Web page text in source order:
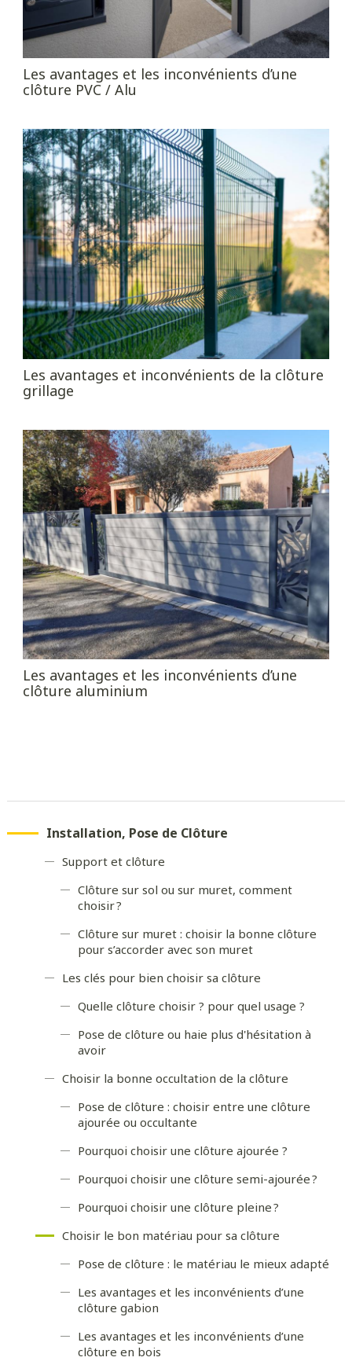
Les avantages et les inconvénients d’une
clôture PVC / Alu
Les avantages et inconvénients de la clôture
grillage
Les avantages et les inconvénients d’une
clôture aluminium
Installation, Pose de Clôture
Support et clôture
Clôture sur sol ou sur muret, comment
choisir ?
Clôture sur muret : choisir la bonne clôture
pour s’accorder avec son muret
Les clés pour bien choisir sa clôture
Quelle clôture choisir ? pour quel usage ?
Pose de clôture ou haie plus d'hésitation à
avoir
Choisir la bonne occultation de la clôture
Pose de clôture : choisir entre une clôture
ajourée ou occultante
Pourquoi choisir une clôture ajourée ?
Pourquoi choisir une clôture semi-ajourée ?
Pourquoi choisir une clôture pleine ?
Choisir le bon matériau pour sa clôture
Pose de clôture : le matériau le mieux adapté
Les avantages et les inconvénients d’une
clôture gabion
Les avantages et les inconvénients d’une
clôture en bois